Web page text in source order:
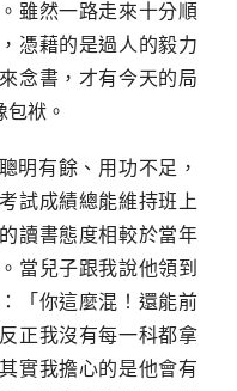
雖然一路走來十分順
憑藉的是過人的毅力
念書，才有今天的局
袱。
明有餘、用功不足，
試成績總能維持班上
讀書態度相較於當年
當兒子跟我說他領到
「你這麼混！還能前
正我沒有每一科都拿
實我擔心的是他會有